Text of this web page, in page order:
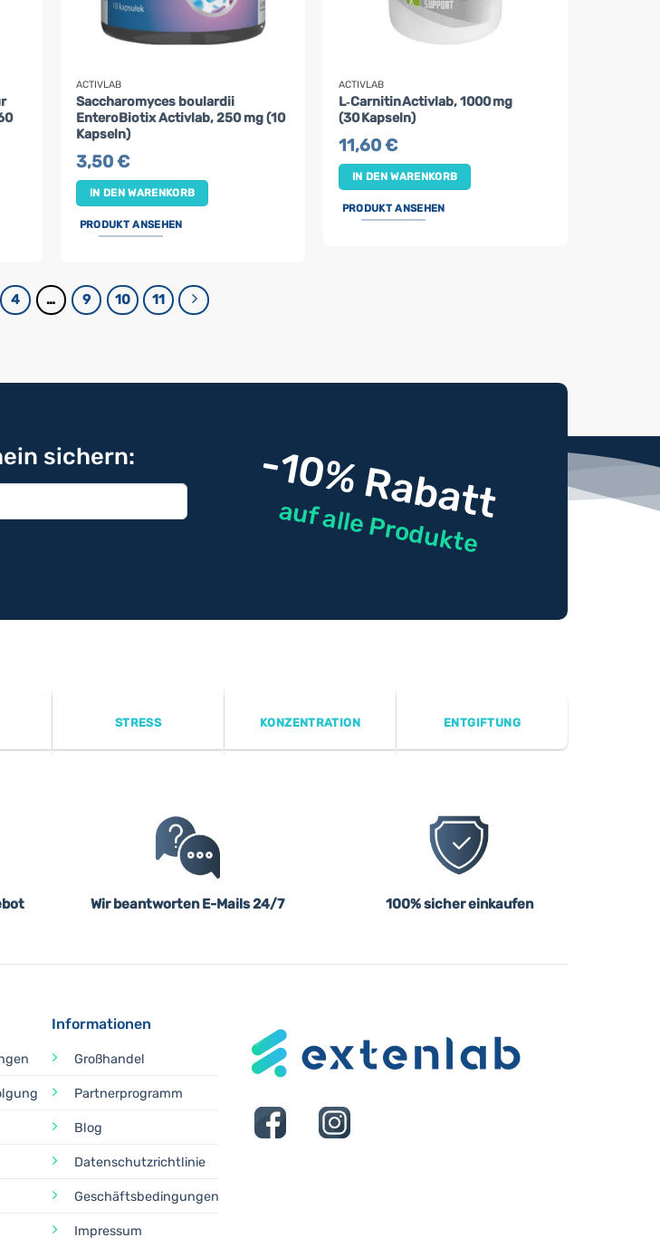
ACTIVLAB
Saccharomyces boulardii
EnteroBiotix Activlab, 250 mg (10
Kapseln)
3,50€
IN DEN WARENKORB
PRODUKT ANSEHEN
ACTIVLAB
L‑Carnitin Activlab, 1000 mg
(30 Kapseln)
11,60€
IN DEN WARENKORB
PRODUKT ANSEHEN
4 … 9 10 11
sichern: -10% Rabatt
auf alle Produkte
STRESS KONZENTRATION ENTGIFTUNG
Wir beantworten E-Mails 24/7 100% sicher einkaufen
Informationen
Großhandel
Partnerprogramm
Blog
Datenschutzrichtlinie
Geschäftsbedingungen
Impressum